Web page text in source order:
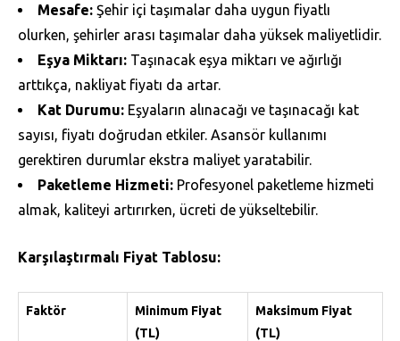
Mesafe: Şehir içi taşımalar daha uygun fiyatlı
olurken, şehirler arası taşımalar daha yüksek maliyetlidir.
Eşya Miktarı: Taşınacak eşya miktarı ve ağırlığı
arttıkça, nakliyat fiyatı da artar.
Kat Durumu: Eşyaların alınacağı ve taşınacağı kat
sayısı, fiyatı doğrudan etkiler. Asansör kullanımı
gerektiren durumlar ekstra maliyet yaratabilir.
Paketleme Hizmeti: Profesyonel paketleme hizmeti
almak, kaliteyi artırırken, ücreti de yükseltebilir.
Karşılaştırmalı Fiyat Tablosu:
Faktör
Minimum Fiyat
(TL)
Maksimum Fiyat
(TL)